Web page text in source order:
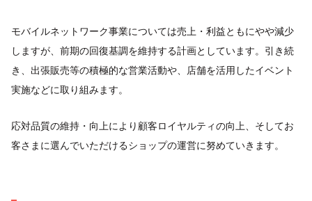
モバイルネットワーク事業については売上・利益ともにやや減少
しますが、前期の回復基調を維持する計画としています。引き続
き、出張販売等の積極的な営業活動や、店舗を活用したイベント
実施などに取り組みます。
応対品質の維持・向上により顧客ロイヤルティの向上、そしてお
客さまに選んでいただけるショップの運営に努めていきます。